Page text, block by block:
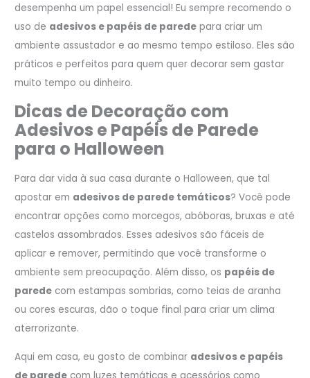
desempenha um papel essencial! Eu sempre recomendo o
uso de adesivos e papéis de parede para criar um
ambiente assustador e ao mesmo tempo estiloso. Eles são
práticos e perfeitos para quem quer decorar sem gastar
muito tempo ou dinheiro.
Dicas de Decoração com
Adesivos e Papéis de Parede
para o Halloween
Para dar vida à sua casa durante o Halloween, que tal
apostar em adesivos de parede temáticos? Você pode
encontrar opções como morcegos, abóboras, bruxas e até
castelos assombrados. Esses adesivos são fáceis de
aplicar e remover, permitindo que você transforme o
ambiente sem preocupação. Além disso, os papéis de
parede com estampas sombrias, como teias de aranha
ou cores escuras, dão o toque final para criar um clima
aterrorizante.
Aqui em casa, eu gosto de combinar adesivos e papéis